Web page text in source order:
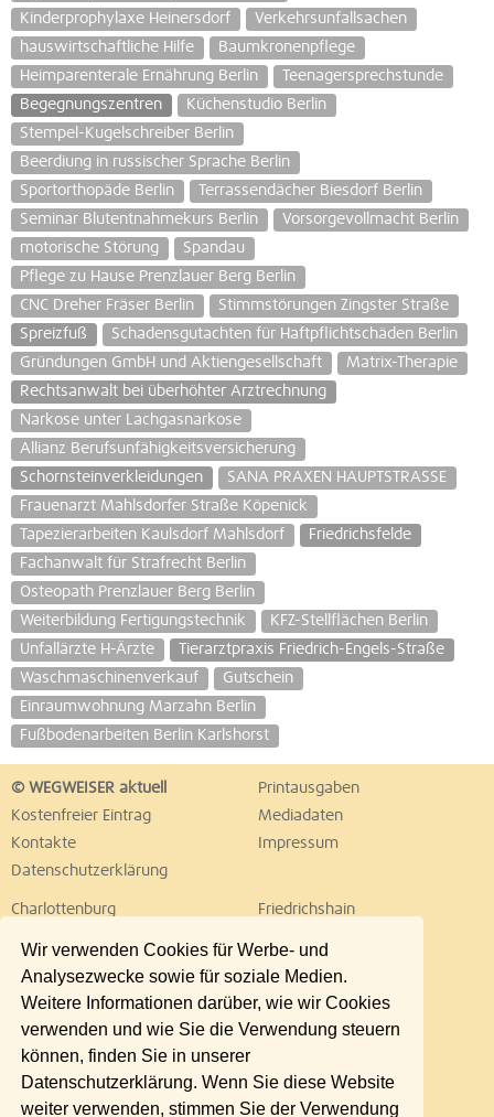
Wir verwenden Cookies für Werbe- und
Analysezwecke sowie für soziale Medien.
Weitere Informationen darüber, wie wir Cookies
verwenden und wie Sie die Verwendung steuern
können, finden Sie in unserer
Datenschutzerklärung. Wenn Sie diese Website
weiter verwenden, stimmen Sie der Verwendung
Kinderprophylaxe Heinersdorf
Verkehrsunfallsachen
hauswirtschaftliche Hilfe
Baumkronenpflege
Heimparenterale Ernährung Berlin
Teenagersprechstunde
Begegnungszentren
Küchenstudio Berlin
Stempel-Kugelschreiber Berlin
Beerdiung in russischer Sprache Berlin
Sportorthopäde Berlin
Terrassendächer Biesdorf Berlin
Seminar Blutentnahmekurs Berlin
Vorsorgevollmacht Berlin
motorische Störung
Spandau
Pflege zu Hause Prenzlauer Berg Berlin
CNC Dreher Fräser Berlin
Stimmstörungen Zingster Straße
Spreizfuß
Schadensgutachten für Haftpflichtschäden Berlin
Gründungen GmbH und Aktiengesellschaft
Matrix-Therapie
Rechtsanwalt bei überhöhter Arztrechnung
Narkose unter Lachgasnarkose
Allianz Berufsunfähigkeitsversicherung
Schornsteinverkleidungen
SANA PRAXEN HAUPTSTRASSE
Frauenarzt Mahlsdorfer Straße Köpenick
Tapezierarbeiten Kaulsdorf Mahlsdorf
Friedrichsfelde
Fachanwalt für Strafrecht Berlin
Osteopath Prenzlauer Berg Berlin
Weiterbildung Fertigungstechnik
KFZ-Stellflächen Berlin
Unfallärzte H-Ärzte
Tierarztpraxis Friedrich-Engels-Straße
Waschmaschinenverkauf
Gutschein
Einraumwohnung Marzahn Berlin
Fußbodenarbeiten Berlin Karlshorst
© WEGWEISER aktuell
Printausgaben
Kostenfreier Eintrag
Mediadaten
Kontakte
Impressum
Datenschutzerklärung
Charlottenburg
Friedrichshain
Lichtenberg
Marzahn
Neukölln
Pankow
Reinickendorf
Schöneberg
Spandau
Steglitz